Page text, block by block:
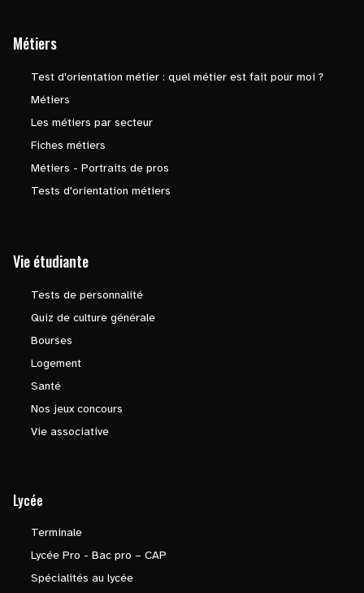
Métiers
Test d'orientation métier : quel métier est fait pour moi ?
Métiers
Les métiers par secteur
Fiches métiers
Métiers - Portraits de pros
Tests d'orientation métiers
Vie étudiante
Tests de personnalité
Quiz de culture générale
Bourses
Logement
Santé
Nos jeux concours
Vie associative
Lycée
Terminale
Lycée Pro - Bac pro – CAP
Spécialités au lycée